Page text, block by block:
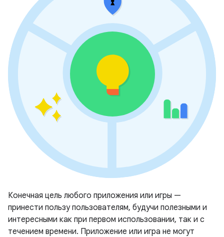
Конечная цель любого приложения или игры —
принести пользу пользователям, будучи полезными и
интересными как при первом использовании, так и с
течением времени. Приложение или игра не могут